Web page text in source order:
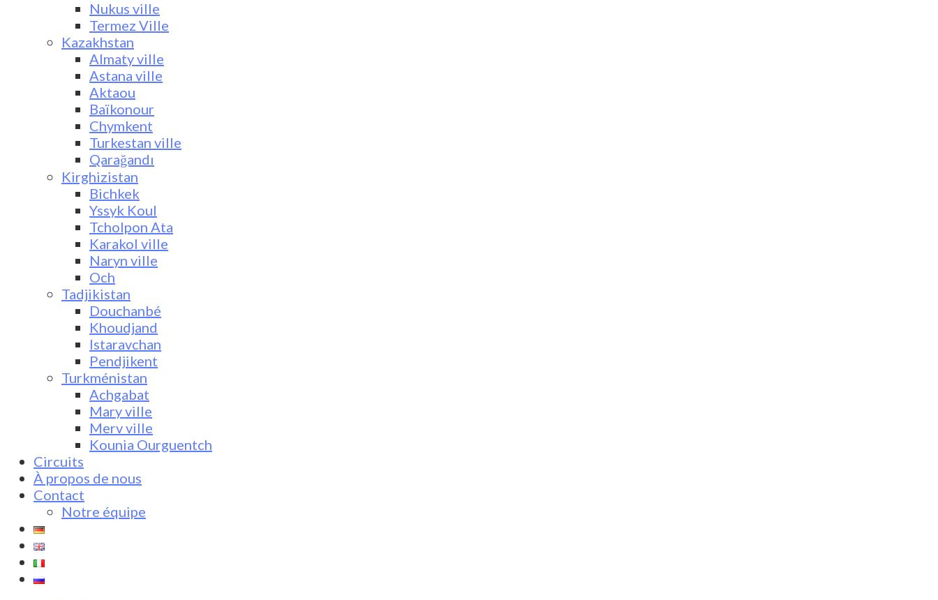
Nukus ville
Termez Ville
Kazakhstan
Almaty ville
Astana ville
Aktaou
Baïkonour
Chymkent
Turkestan ville
Qarağandı
Kirghizistan
Bichkek
Yssyk Koul
Tcholpon Ata
Karakol ville
Naryn ville
Och
Tadjikistan
Douchanbé
Khoudjand
Istaravchan
Pendjikent
Turkménistan
Achgabat
Mary ville
Merv ville
Kounia Ourguentch
Circuits
À propos de nous
Contact
Notre équipe